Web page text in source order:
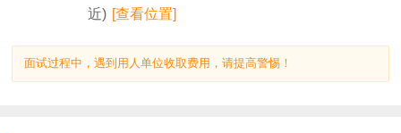
近) [查看位置]
面试过程中，遇到用人单位收取费用，请提高警惕！